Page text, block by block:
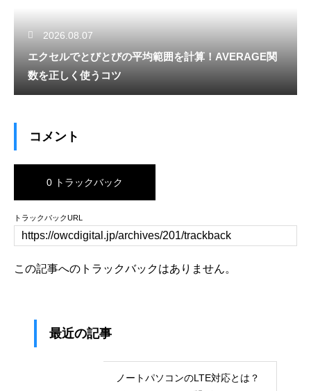
2026.08.07
エクセルでとびとびの平均範囲を計算！AVERAGE関
数を正しく使うコツ
コメント
0 トラックバック
トラックバックURL
この記事へのトラックバックはありません。
最近の記事
ノートパソコンのLTE対応とは？